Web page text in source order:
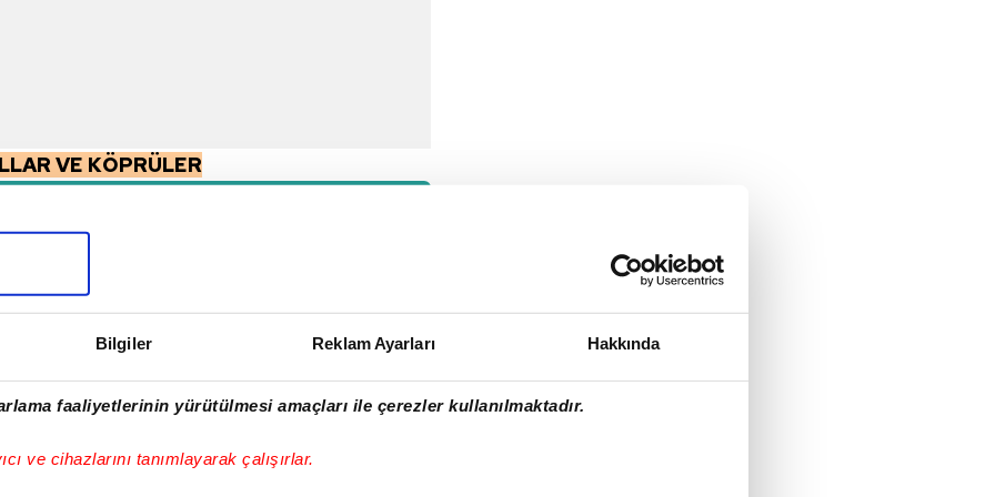
Bilgiler Reklam Ayarları Hakkında
faaliyetlerinin yürütülmesi amaçları ile çerezler kullanılmaktadır.
ve cihazlarını tanımlayarak çalışırlar.
VE KÖPRÜLER
Doğu Alın - Şanlıurfa kesimi)
- Mersin - Adana Batı